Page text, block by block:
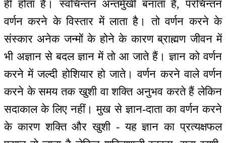
ही होता है। स्वचिन्तन अन्तर्मुखी बनाता है, परचिन्तन
वर्णन करने के विस्तार में लाता है। तो वर्णन करने के
संस्कार अनेक जन्मों के होने के कारण ब्राह्मण जीवन में
भी अज्ञान से बदल ज्ञान में तो आ जाते हैं। ज्ञान को वर्णन
करने में जल्दी होशियार हो जाते। वर्णन करने वाले वर्णन
करने के समय तक खुशी वा शक्ति अनुभव करते हैं लेकिन
सदाकाल के लिए नहीं। मुख से ज्ञान-दाता का वर्णन करने
के कारण शक्ति और खुशी - यह ज्ञान का प्रत्यक्षफल